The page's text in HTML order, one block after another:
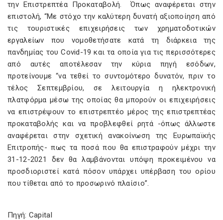
την Επιστρεπτέα Προκαταβολή. Όπως αναφέρεται στην
επιστολή, “Με στόχο την καλύτερη δυνατή αξιοποίηση από
τις τουριστικές επιχειρήσεις των χρηματοδοτικών
εργαλείων που νομοθετήσατε κατά τη διάρκεια της
πανδημίας του Covid-19 και τα οποία για τις περισσότερες
από αυτές αποτέλεσαν την κύρια πηγή εσόδων,
προτείνουμε “να τεθεί το συντομότερο δυνατόν, πριν το
τέλος Σεπτεμβρίου, σε λειτουργία η ηλεκτρονική
πλατφόρμα μέσω της οποίας θα μπορούν οι επιχειρήσεις
να επιστρέψουν το επιστρεπτέο μέρος της επιστρεπτέας
προκαταβολής και να προβλεφθεί ρητά -όπως άλλωστε
αναφέρεται στην σχετική ανακοίνωση της Ευρωπαϊκής
Επιτροπής- πως τα ποσά που θα επιστραφούν μέχρι την
31-12-2021 δεν θα λαμβάνονται υπόψη προκειμένου να
προσδιοριστεί κατά πόσον υπάρχει υπέρβαση του ορίου
που τίθεται από το προσωρινό πλαίσιο”.
Πηγή: Capital